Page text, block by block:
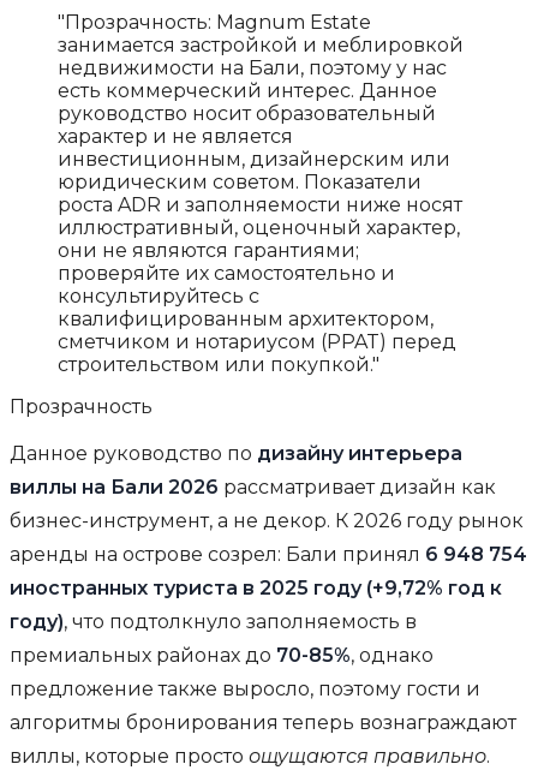
"Прозрачность: Magnum Estate
занимается застройкой и меблировкой
недвижимости на Бали, поэтому у нас
есть коммерческий интерес. Данное
руководство носит образовательный
характер и не является
инвестиционным, дизайнерским или
юридическим советом. Показатели
роста ADR и заполняемости ниже носят
иллюстративный, оценочный характер,
они не являются гарантиями;
проверяйте их самостоятельно и
консультируйтесь с
квалифицированным архитектором,
сметчиком и нотариусом (PPAT) перед
строительством или покупкой."
Прозрачность
Данное руководство по дизайну интерьера
виллы на Бали 2026 рассматривает дизайн как
бизнес-инструмент, а не декор. К 2026 году рынок
аренды на острове созрел: Бали принял 6 948 754
иностранных туриста в 2025 году (+9,72% год к
году), что подтолкнуло заполняемость в
премиальных районах до 70-85%, однако
предложение также выросло, поэтому гости и
алгоритмы бронирования теперь вознаграждают
виллы, которые просто ощущаются правильно.